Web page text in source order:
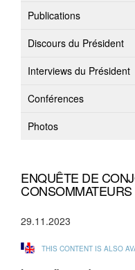
Publications
Discours du Président
Interviews du Président
Conférences
Photos
ENQUÊTE DE
CONSOMMATEURS
29.11.2023
THIS CONTENT IS ALSO